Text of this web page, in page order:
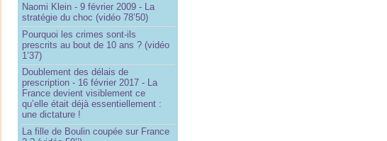
Naomi Klein - 9 février 2009 - La
stratégie du choc (vidéo 78’50)
Pourquoi les crimes sont-ils
prescrits au bout de 10 ans ? (vidéo
1’37)
Doublement des délais de
prescription - 16 février 2017 - La
France devient visiblement ce
qu’elle était déjà essentiellement :
une dictature !
La fille de Boulin coupée sur France